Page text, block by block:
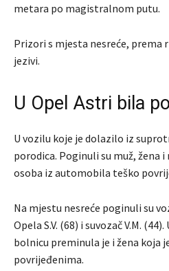
metara po magistralnom putu.
Prizori s mjesta nesreće, prema
jezivi.
U Opel Astri bila
U vozilu koje je dolazilo iz
porodica. Poginuli su muž, žena
osoba iz automobila teško
Na mjestu nesreće poginuli su
Opela S.V. (68) i suvozač V.M.
bolnicu preminula je i žena koja
povrijeđenima.